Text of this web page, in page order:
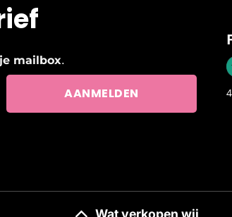
mailbox.
Wat verkopen wij